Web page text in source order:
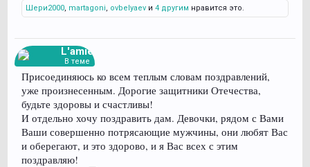
Шери2000, martagoni, ovbelyaev и 4 другим нравится это.
L'amie
В теме
Присоединяюсь ко всем теплым словам поздравлений,
уже произнесенным. Дорогие защитники Отечества,
будьте здоровы и счастливы!
И отдельно хочу поздравить дам. Девочки, рядом с Вами
Ваши совершенно потрясающие мужчины, они любят Вас
и оберегают, и это здорово, и я Вас всех с этим
поздравляю!